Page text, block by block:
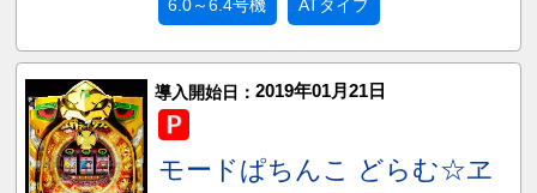
6.0～6.4号機 ATタイプ
導入開始日： 2019年01月21日
モードぱちんこ どらむ☆ヱ